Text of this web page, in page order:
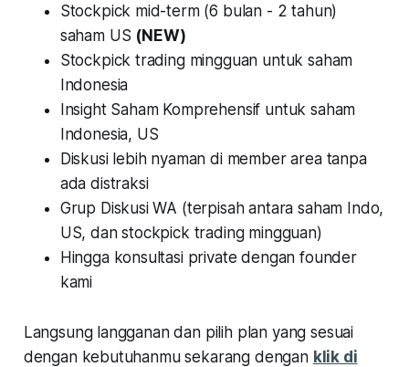
Stockpick mid-term (6 bulan - 2 tahun)
saham US (NEW)
Stockpick trading mingguan untuk saham
Indonesia
Insight Saham Komprehensif untuk saham
Indonesia, US
Diskusi lebih nyaman di member area tanpa
ada distraksi
Grup Diskusi WA (terpisah antara saham Indo,
US, dan stockpick trading mingguan)
Hingga konsultasi private dengan founder
kami
Langsung langganan dan pilih plan yang sesuai
dengan kebutuhanmu sekarang dengan klik di